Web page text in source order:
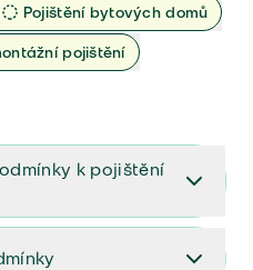
Pojištění bytových domů
pojištění
k pojištění
a vše důležité ke